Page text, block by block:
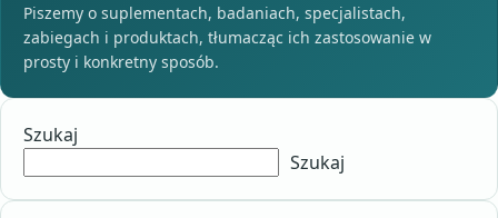
Piszemy o suplementach, badaniach, specjalistach,
zabiegach i produktach, tłumacząc ich zastosowanie w
prosty i konkretny sposób.
Szukaj
Szukaj